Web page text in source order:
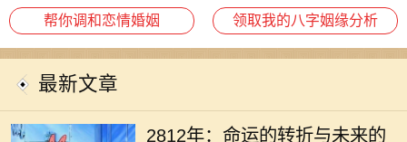
帮你调和恋情婚姻 领取我的八字姻缘分析
最新文章
2812年：命运的转折与未来的
每一个人都将面临巨大的变化。科技